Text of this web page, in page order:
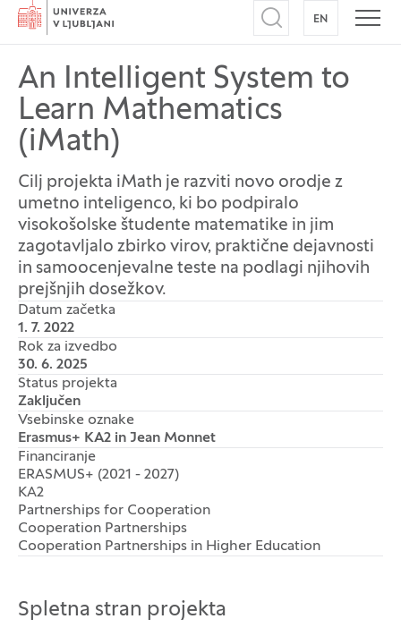
Domov
Odpri iskalnik
EN NA
An Intelligent System to
Learn Mathematics
(iMath)
Cilj projekta iMath je razviti novo orodje z
umetno inteligenco, ki bo podpiralo
visokošolske študente matematike in jim
zagotavljalo zbirko virov, praktične dejavnosti
in samoocenjevalne teste na podlagi njihovih
prejšnjih dosežkov.
Datum začetka
1. 7. 2022
Rok za izvedbo
30. 6. 2025
Status projekta
Zaključen
Vsebinske oznake
Erasmus+ KA2 in Jean Monnet
Financiranje
ERASMUS+ (2021 - 2027)
KA2
Partnerships for Cooperation
Cooperation Partnerships
Cooperation Partnerships in Higher Education
Spletna stran projekta